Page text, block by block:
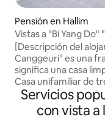
Pensión en Hallim
Vistas a "Bi Yang Do"
"Playa Hyeopjae"/3er
privada "Mal Canton
[Descripción del
Canggeuri" es una
significa una casa
Casa unifamiliar de
recién construida
pie de la playa de
Servicios
con vista a